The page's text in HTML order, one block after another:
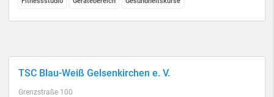
TSC Blau-Weiß Gelsenkirchen e. V.
Grenzstraße 100